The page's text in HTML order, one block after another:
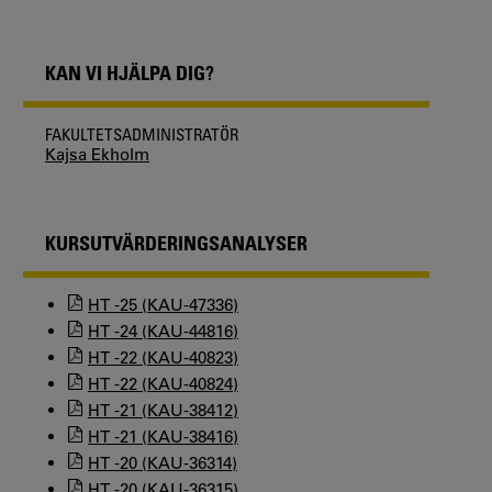
KAN VI HJÄLPA DIG?
FAKULTETSADMINISTRATÖR
Kajsa Ekholm
KURSUTVÄRDERINGSANALYSER
HT -25 (KAU-47336)
HT -24 (KAU-44816)
HT -22 (KAU-40823)
HT -22 (KAU-40824)
HT -21 (KAU-38412)
HT -21 (KAU-38416)
HT -20 (KAU-36314)